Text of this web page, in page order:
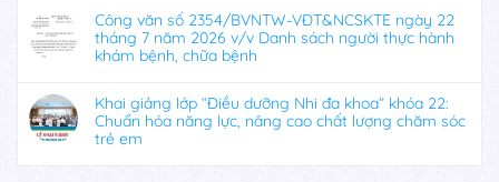
Công văn số 2354/BVNTW-VĐT&NCSKTE ngày 22
tháng 7 năm 2026 v/v Danh sách người thực hành
khám bệnh, chữa bệnh
Khai giảng lớp “Điều dưỡng Nhi đa khoa” khóa 22:
Chuẩn hóa năng lực, nâng cao chất lượng chăm sóc
trẻ em